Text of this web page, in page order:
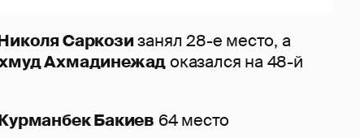
Саркозизанял 28-е место, а
Ахмадинежадоказался на 48-й
Бакиев 64 место